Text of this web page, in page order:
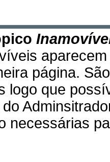
página.
logo que
necessárias